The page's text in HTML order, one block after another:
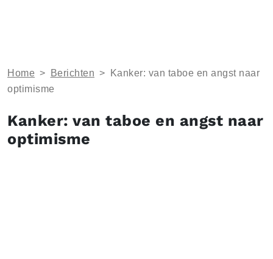
Home > Berichten >
Kanker: van taboe en angst naar
optimisme
Kanker: van taboe en angst naar
optimisme